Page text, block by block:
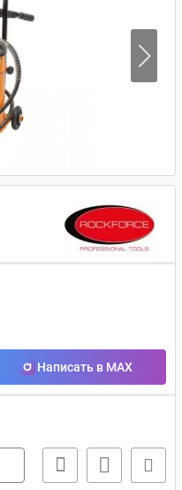
Написать в MAX